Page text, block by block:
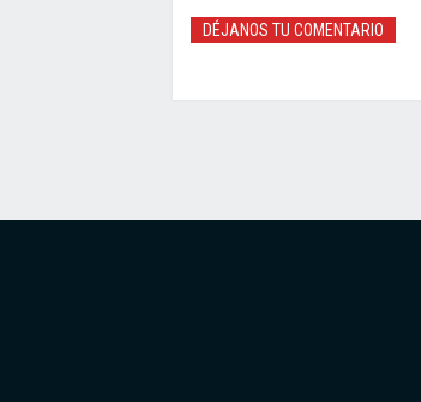
DÉJANOS TU COMENTARIO